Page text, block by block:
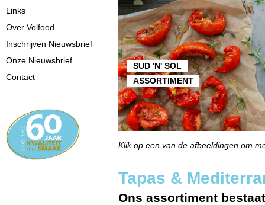
Links
Over Volfood
Inschrijven Nieuwsbrief
Onze Nieuwsbrief
Contact
SUD 'N' SOL
ASSORTIMENT
Klik op een van de afbeeldingen om
Tapas &
Ons assortiment